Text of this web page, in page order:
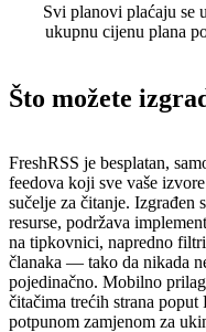
Svi planovi plaćaju se
ukupnu cijenu plana
Što možete
FreshRSS je besplatan,
feedova koji sve vaše
sučelje za čitanje. Izgrađen
resurse, podržava
na tipkovnici, napredno
članaka — tako da nikada
pojedinačno. Mobilno
čitačima trećih strana
potpunom zamjenom za